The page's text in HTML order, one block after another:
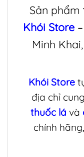
Sản phẩm
Khói Store
Minh
Khói Store
địa chỉ
thuốc lá và
chính